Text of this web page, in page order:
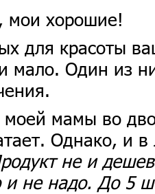
мои хорошие!
для красоты
мало. Один из
мамы во
Однако, и
не и
и не надо. До 5